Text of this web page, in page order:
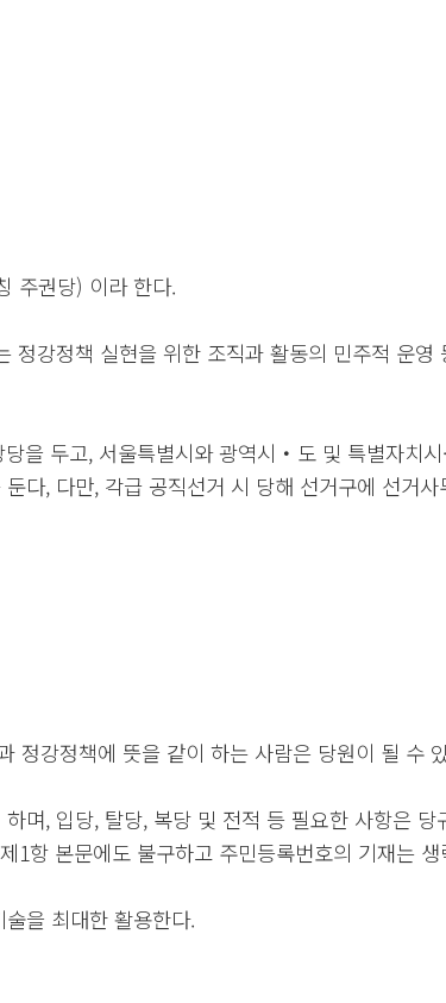
주권당) 이라 한다.
정강정책 실현을 위한 조직과 활동의 민주적 운영
을 두고, 서울특별시와 광역시‧도 및 특별자치시
둔다, 다만, 각급 공직선거 시 당해 선거구에 선거사
강정책에 뜻을 같이 하는 사람은 당원이 될 수 있
며, 입당, 탈당, 복당 및 전적 등 필요한 사항은 당
1항 본문에도 불구하고 주민등록번호의 기재는 생
을 최대한 활용한다.